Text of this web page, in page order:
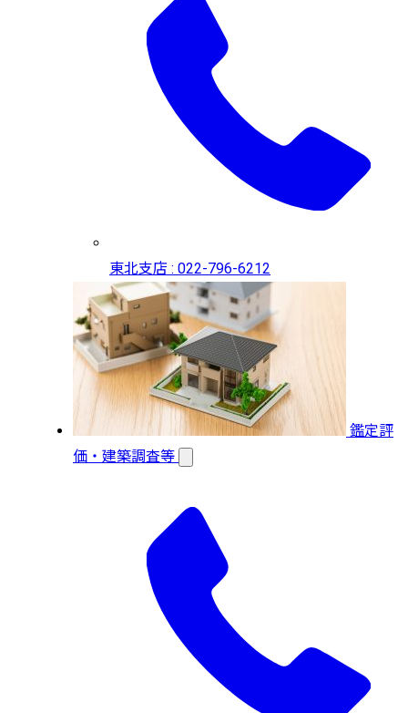
東北支店 : 022-796-6212
鑑定評
価・建築調査等